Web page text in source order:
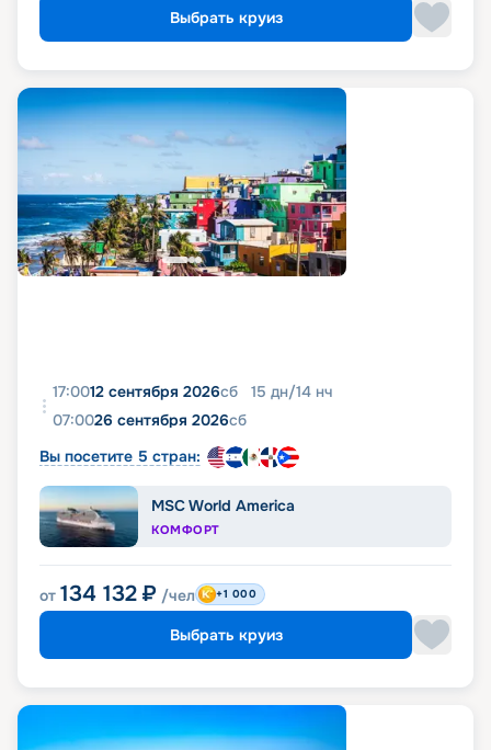
Выбрать круиз
17:0012 сентября 2026сб 15 дн/14 нч
07:0026 сентября 2026сб
Вы посетите 5 стран:
MSC World America
КОМФОРТ
от 134 132 ₽ /чел +1 000
Выбрать круиз